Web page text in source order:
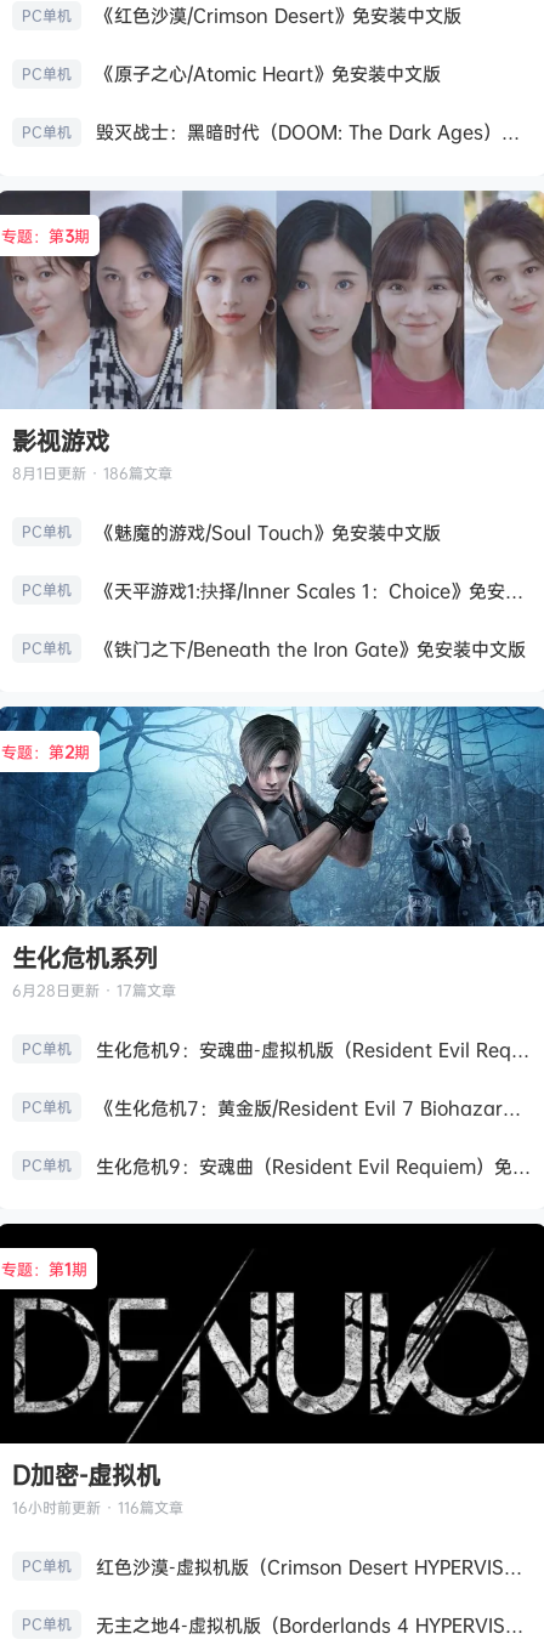
PC单机 《红色沙漠/Crimson Desert》免安装中文版
PC单机 《原子之心/Atomic Heart》免安装中文版
PC单机 毁灭战士：黑暗时代（DOOM: The Dark Ages）免安装中文版
专题：第3期
影视游戏
8月1日更新 · 186篇文章
PC单机 《魅魔的游戏/Soul Touch》免安装中文版
PC单机 《天平游戏1:抉择/Inner Scales 1：Choice》免安装中文版
PC单机 《铁门之下/Beneath the Iron Gate》免安装中文版
专题：第2期
生化危机系列
6月28日更新 · 17篇文章
PC单机 生化危机9：安魂曲-虚拟机版（Resident Evil Requiem HYPERVISOR）免安装中文版
PC单机 《生化危机7：黄金版/Resident Evil 7 Biohazard》免安装中文版
PC单机 生化危机9：安魂曲（Resident Evil Requiem）免安装中文版
专题：第1期
D加密-虚拟机
16小时前更新 · 116篇文章
PC单机 红色沙漠-虚拟机版（Crimson Desert HYPERVISOR）免安装中文版
PC单机 无主之地4-虚拟机版（Borderlands 4 HYPERVISOR）免安装中文版